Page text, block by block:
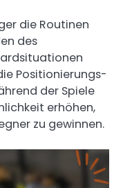
die Routinen
des
Positionierungs-
der Spiele
erhöhen,
zu gewinnen.